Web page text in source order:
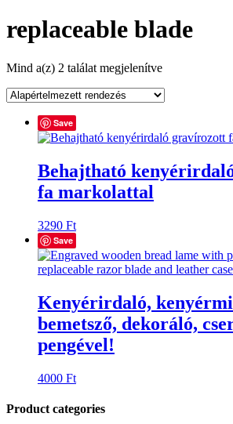
replaceable blade
Mind a(z) 2 találat megjelenítve
Save
Behajtható
fa markolattal
3290 Ft
Save
Kenyérirdaló,
bemetsző, dekoráló,
pengével!
4000 Ft
Product categories